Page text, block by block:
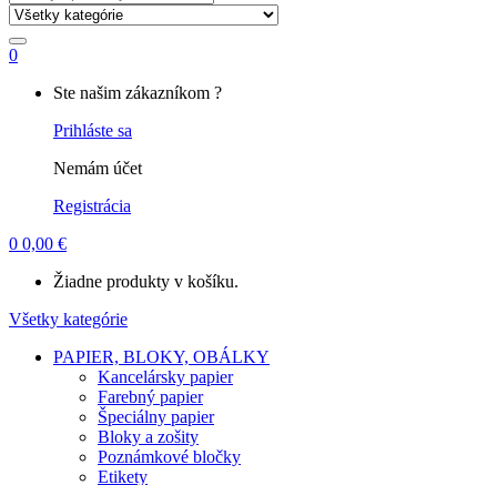
0
Ste našim zákazníkom ?
Prihláste sa
Nemám účet
Registrácia
0 0,00 €
Žiadne produkty v košíku.
Všetky kategórie
PAPIER, BLOKY, OBÁLKY
Kancelársky papier
Farebný papier
Špeciálny papier
Bloky a zošity
Poznámkové bločky
Etikety